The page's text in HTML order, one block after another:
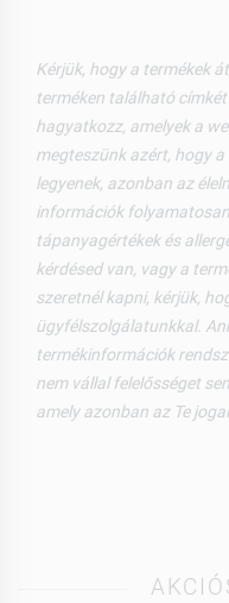
Kérjük, hogy a termékek
terméken található
hagyatkozz, amelyek a
megteszünk azért, hogy
legyenek, azonban az
információk
tápanyagértékek és
kérdésed van, vagy a
szeretnél kapni, kérjük,
ügyfélszolgálatunkkal.
termékinformációk
nem vállal felelősséget
amely azonban az Te